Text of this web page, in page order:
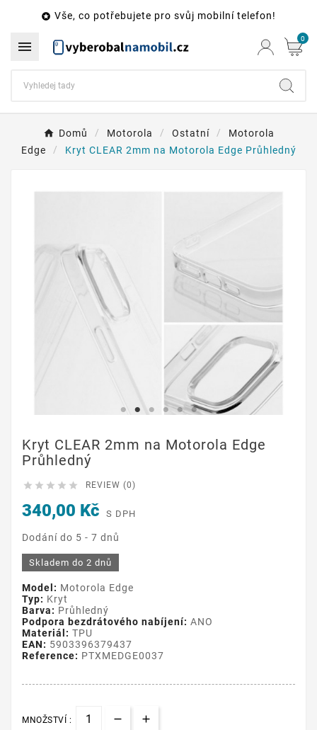
 Vše, co potřebujete pro svůj mobilní telefon!
 0
Domů Motorola Ostatní
Motorola
Edge
Kryt CLEAR 2mm na Motorola Edge Průhledný
Kryt CLEAR 2mm na Motorola Edge
Průhledný
     REVIEW (0)
340,00 Kč S DPH
Dodání do 5 - 7 dnů
Skladem do 2 dnů
Model: Motorola Edge
Typ: Kryt
Barva: Průhledný
Podpora bezdrátového nabíjení: ANO
Materiál: TPU
EAN: 5903396379437
Reference: PTXMEDGE0037
MNOŽSTVÍ :